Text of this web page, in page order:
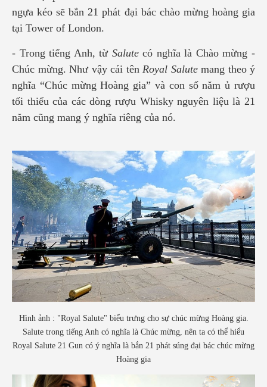
ngựa kéo sẽ bắn 21 phát đại bác chào mừng hoàng gia
tại Tower of London.
- Trong tiếng Anh, từ Salutecó nghĩa là Chào mừng -
Chúc mừng. Như vậy cái tên Royal Salutemang theo ý
nghĩa “Chúc mừng Hoàng gia” và con số năm ủ rượu
tối thiểu của các dòng rượu Whisky nguyên liệu là 21
năm cũng mang ý nghĩa riêng của nó.
Hình ảnh : "Royal Salute" biểu trưng cho sự chúc mừng Hoàng gia.
Salute trong tiếng Anh có nghĩa là Chúc mừng, nên ta có thể hiểu
Royal Salute 21 Gun có ý nghĩa là bắn 21 phát súng đại bác chúc mừng
Hoàng gia